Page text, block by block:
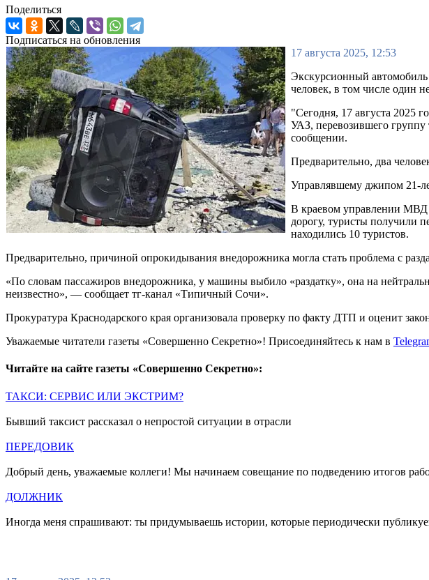
Поделиться
Подписаться на обновления
17 августа 2025, 12:53
Экскурсионный
человек, в том числе один
"Сегодня, 17 августа 2025
УАЗ, перевозившего группу
сообщении.
Предварительно, два
Управлявшему джипом 21-
В краевом управлении МВД
дорогу, туристы получили
находились 10 туристов.
Предварительно, причиной опрокидывания внедорожника могла стать проблема с
«По словам пассажиров внедорожника, у машины выбило «раздатку», она на
неизвестно», — сообщает тг-канал «Типичный Сочи».
Прокуратура Краснодарского края организовала проверку по факту ДТП и оценит
Уважаемые читатели газеты «Совершенно Секретно»! Присоединяйтесь к нам в
Читайте на сайте газеты «Совершенно Секретно»:
ТАКСИ: СЕРВИС ИЛИ ЭКСТРИМ?
Бывший таксист рассказал о непростой ситуации в отрасли
ПЕРЕДОВИК
Добрый день, уважаемые коллеги! Мы начинаем совещание по подведению итогов
ДОЛЖНИК
Иногда меня спрашивают: ты придумываешь истории, которые периодически